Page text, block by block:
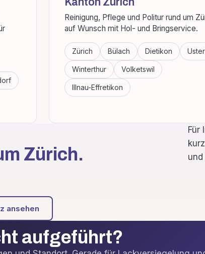
Reinigung, Pflege und Politur rund um
auf Wunsch mit Hol- und Bringservice.
Zürich Bülach Dietikon Uster
Winterthur Volketswil
Illnau-Effretikon
Zürich.
Für
ansehen
aufgeführt?